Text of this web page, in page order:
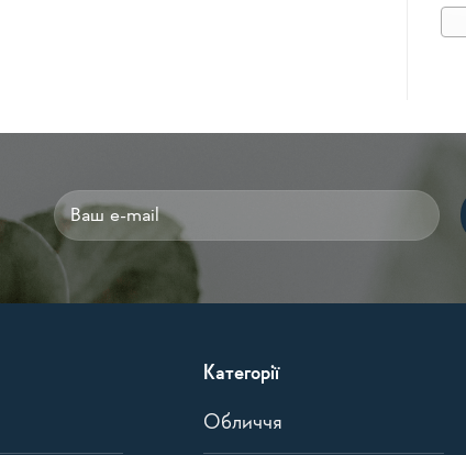
Alternative:
Категорії
Обличчя